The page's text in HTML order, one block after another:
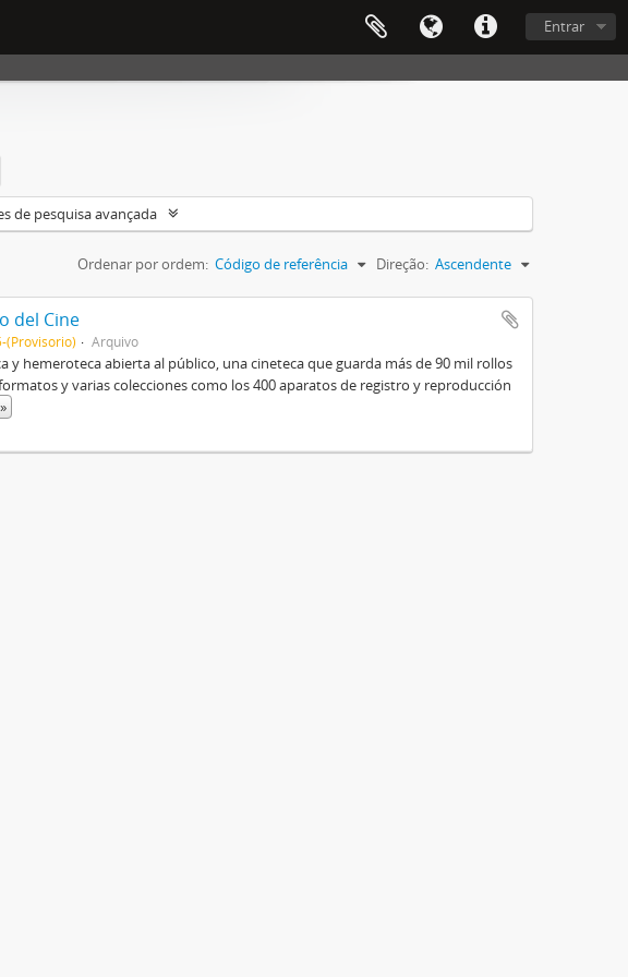
Entrar
de pesquisa avançada
Ordenar por ordem: Código de referência Direção: Ascendente
del Cine
(Provisorio) Arquivo
y hemeroteca abierta al público, una cineteca que guarda más de 90 mil rollos
y varias colecciones como los 400 aparatos de registro y reproducción
»